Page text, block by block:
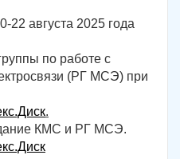
22 августа 2025 года
по работе с
(РГ МСЭ) при
.
КМС и РГ МСЭ.